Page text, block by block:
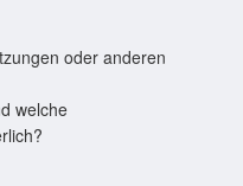
oder anderen
welche